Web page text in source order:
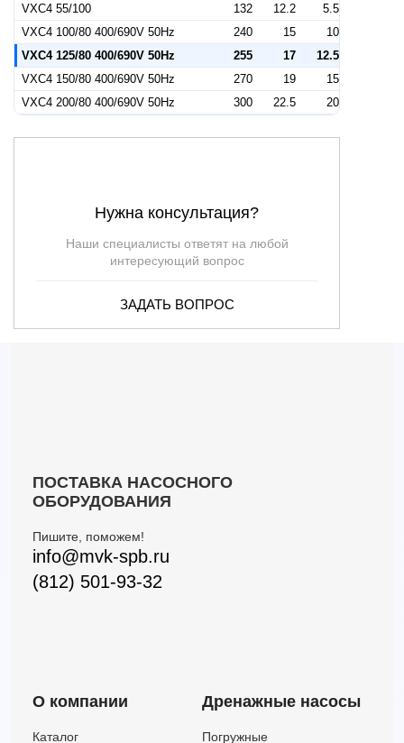
VXC4 55/100
132 12.2
5.5
VXC4 100/80 400/690V 50Hz
240 15
10
VXC4 125/80 400/690V 50Hz
255 17
12.5
VXC4 150/80 400/690V 50Hz
270 19
15
VXC4 200/80 400/690V 50Hz
300 22.5 20
Нужна консультация?
Наши специалисты ответят на любой
интересующий вопрос
ЗАДАТЬ ВОПРОС
ПОСТАВКА НАСОСНОГО
ОБОРУДОВАНИЯ
Пишите, поможем!
info@mvk-spb.ru
(812) 501-93-32
О компании
Каталог
Дренажные насосы
Погружные